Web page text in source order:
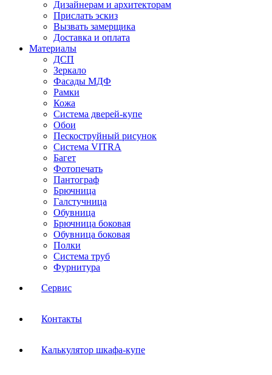
Дизайнерам и архитекторам
Прислать эскиз
Вызвать замерщика
Доставка и оплата
Материалы
ДСП
Зеркало
Фасады МДФ
Рамки
Кожа
Система дверей-купе
Обои
Пескоструйный рисунок
Система VITRA
Багет
Фотопечать
Пантограф
Брючница
Галстучница
Обувница
Брючница боковая
Обувница боковая
Полки
Система труб
Фурнитура
Сервис
Контакты
Калькулятор шкафа-купе